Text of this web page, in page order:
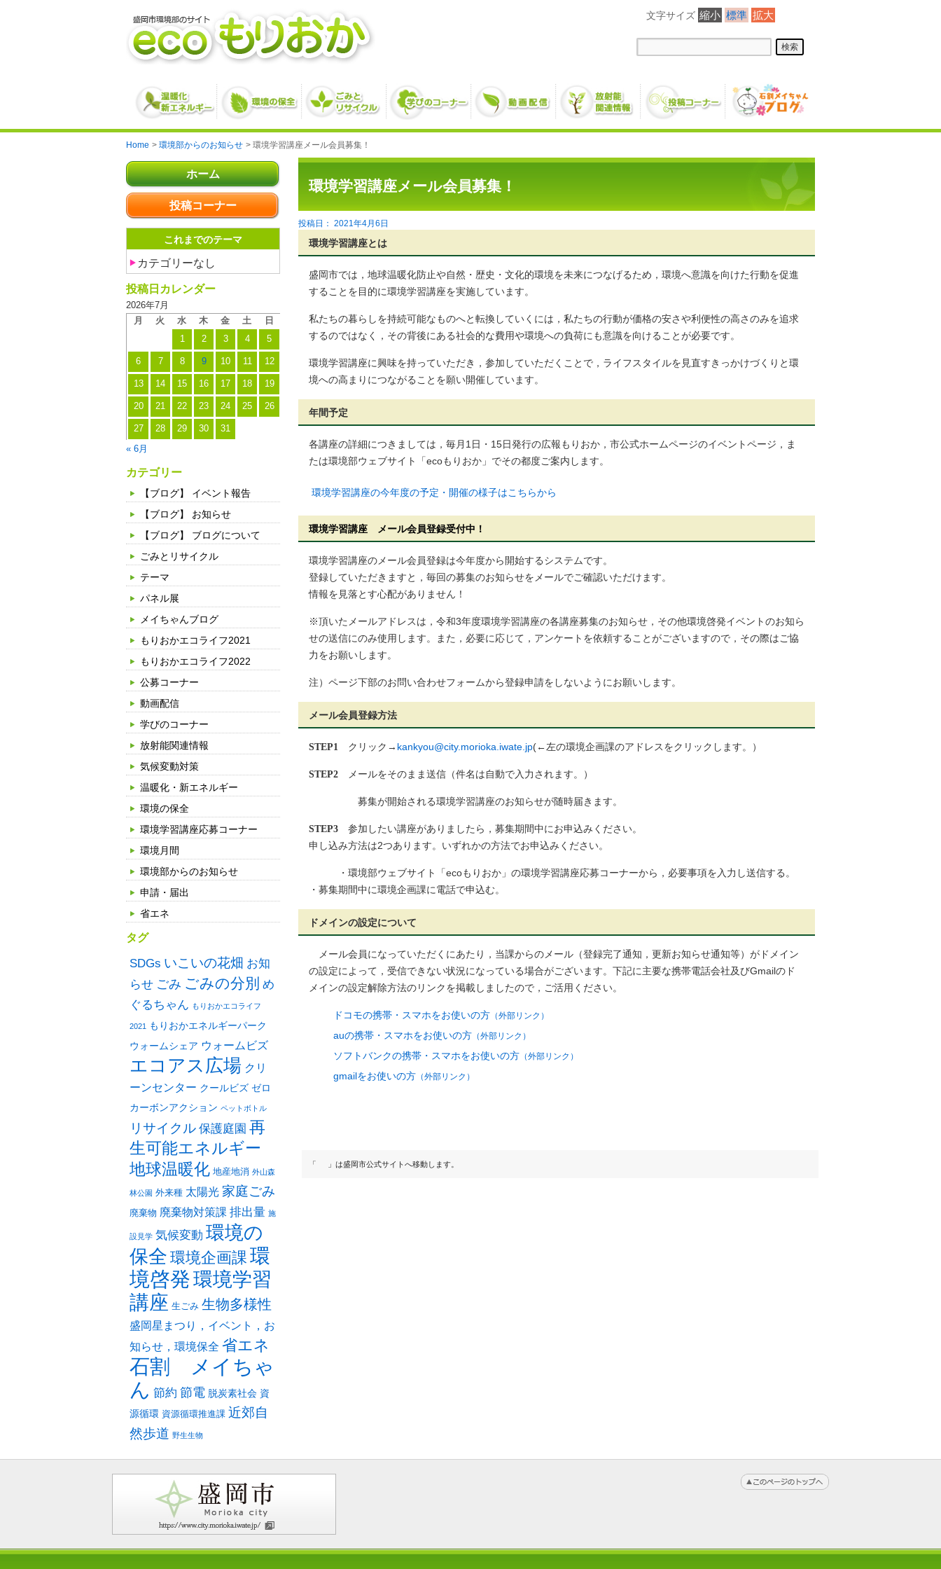
縮小 標準 拡大
Home 環境部からのお知らせ 環境学習講座メール会員募集！
ホーム
投稿コーナー
これまでのテーマ
カテゴリーなし
投稿日カレンダー
2026年7月
月
火 水 木 金 土 日
1 2 3 4 5
6 7 8 9 10 11 12
13 14 15 16 17 18 19
20 21 22 23 24 25 26
27 28 29 30 31
« 6月
カテゴリー
【ブログ】 イベント報告
【ブログ】 お知らせ
【ブログ】 ブログについて
ごみとリサイクル
テーマ
パネル展
メイちゃんブログ
もりおかエコライフ2021
もりおかエコライフ2022
公募コーナー
動画配信
学びのコーナー
放射能関連情報
気候変動対策
温暖化・新エネルギー
環境の保全
環境学習講座応募コーナー
環境月間
環境部からのお知らせ
申請・届出
省エネ
タグ
SDGs いこいの花畑 お知
らせ ごみ ごみの分別 め
ぐるちゃん もりおかエコライフ
2021
もりおかエネルギーパーク
ウォームシェア ウォームビズ
エコアス広場 クリ
ーンセンター クールビズ ゼロ
カーボンアクション ペットボトル
リサイクル 保護庭園 再
生可能エネルギー
地球温暖化 地産地消 外山森
林公園 外来種 太陽光 家庭ごみ
廃棄物 廃棄物対策課 排出量 施
設見学 気候変動 環境の
保全 環境企画課 環
境啓発環境学習
講座 生ごみ 生物多様性
盛岡星まつり，イベント，お
知らせ，環境保全 省エネ
石割 メイちゃ
ん 節約 節電 脱炭素社会 資
源循環 資源循環推進課 近郊自
然歩道 野生生物
環境学習講座メール会員募集！
2021年4月6日
環境学習講座とは
盛岡市では，地球温暖化防止や自然・歴史・文化的環境を未来につなげるため，環境へ意識を向けた行動を促進
することを目的に環境学習講座を実施しています。
私たちの暮らしを持続可能なものへと転換していくには，私たちの行動が価格の安さや利便性の高さのみを追求
するのではなく，その背後にある社会的な費用や環境への負荷にも意識を向けることが必要です。
環境学習講座に興味を持っていただき，参加していただくことで，ライフスタイルを見直すきっかけづくりと環
境への高まりにつながることを願い開催しています。
年間予定
各講座の詳細につきましては，毎月1日・15日発行の広報もりおか，市公式ホームページのイベントページ，ま
たは環境部ウェブサイト「ecoもりおか」でその都度ご案内します。
環境学習講座の今年度の予定・開催の様子はこちらから
環境学習講座 メール会員登録受付中！
環境学習講座のメール会員登録は今年度から開始するシステムです。
登録していただきますと，毎回の募集のお知らせをメールでご確認いただけます。
情報を見落とす心配がありません！
※頂いたメールアドレスは，令和3年度環境学習講座の各講座募集のお知らせ，その他環境啓発イベントのお知ら
せの送信にのみ使用します。また，必要に応じて，アンケートを依頼することがございますので，その際はご協
力をお願いします。
注）ページ下部のお問い合わせフォームから登録申請をしないようにお願いします。
メール会員登録方法
STEP1 クリック→ kankyou@city.morioka.iwate.jp(←左の環境企画課のアドレスをクリックします。）
STEP2 メールをそのまま送信（件名は自動で入力されます。）
募集が開始される環境学習講座のお知らせが随時届きます。
STEP3 参加したい講座がありましたら，募集期間中にお申込みください。
申し込み方法は2つあります。いずれかの方法でお申込みください。
・環境部ウェブサイト「ecoもりおか」の環境学習講座応募コーナーから，必要事項を入力し送信する。
・募集期間中に環境企画課に電話で申込む。
ドメインの設定について
メール会員になっていただくにあたり，当課からのメール（登録完了通知，更新お知らせ通知等）がドメイン
の設定によって，受信できない状況になっている場合がございます。下記に主要な携帯電話会社及びGmailのド
メインの設定解除方法のリンクを掲載しましたので，ご活用ください。
ドコモの携帯・スマホをお使いの方 （外部リンク）
auの携帯・スマホをお使いの方 （外部リンク）
ソフトバンクの携帯・スマホをお使いの方 （外部リンク）
gmailをお使いの方 （外部リンク）
「 」は盛岡市公式サイトへ移動します。